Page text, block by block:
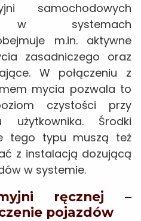
samochodowych
w systemach
m.in. aktywne
zasadniczego oraz
W połączeniu z
mycia pozwala to
czystości przy
użytkownika. Środki
tego typu muszą też
z instalacją dozującą
w systemie.
ręcznej –
pojazdów